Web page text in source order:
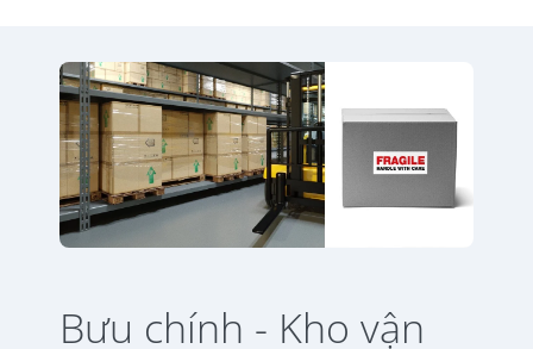
Bưu chính - Kho vận